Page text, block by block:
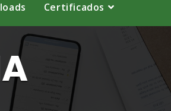
Certificados